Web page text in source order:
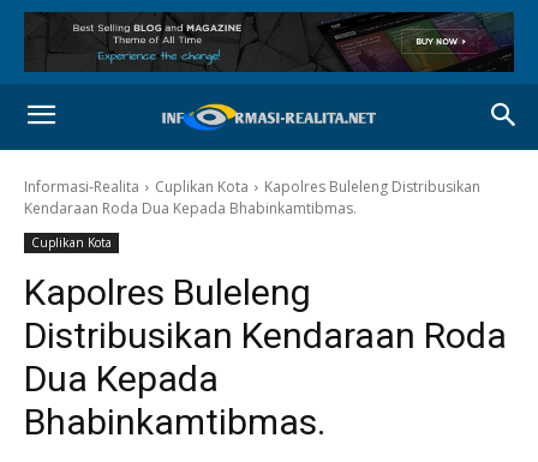
Informasi-Realita Cuplikan Kota
Kapolres Buleleng Distribusikan
Kendaraan Roda Dua Kepada Bhabinkamtibmas.
Cuplikan Kota
Kapolres Buleleng
Distribusikan Kendaraan Roda
Dua Kepada
Bhabinkamtibmas.